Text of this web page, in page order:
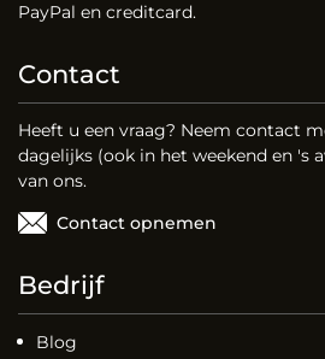
PayPal en creditcard.
Contact
Heeft u een vraag? Neem contact
dagelijks (ook in het weekend en 's
van ons.
Contact opnemen
Bedrijf
Blog